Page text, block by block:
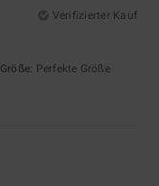
Verifizierter Kauf
Größe: Perfekte Größe